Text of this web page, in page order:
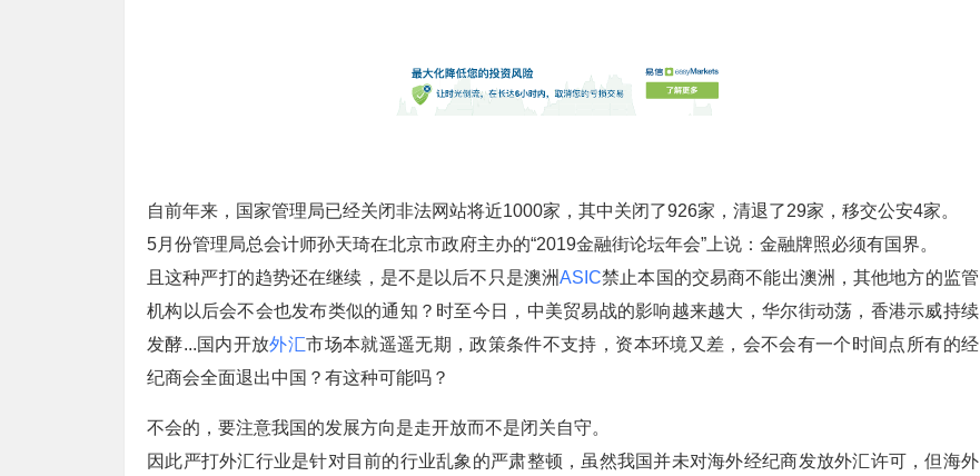
自前年来，国家管理局已经关闭非法网站将近1000家，其中关闭了926家，清退了29家，移交公安4家。
5月份管理局总会计师孙天琦在北京市政府主办的“2019金融街论坛年会”上说：金融牌照必须有国界。
且这种严打的趋势还在继续，是不是以后不只是澳洲ASIC禁止本国的交易商不能出澳洲，其他地方的监管
机构以后会不会也发布类似的通知？时至今日，中美贸易战的影响越来越大，华尔街动荡，香港示威持续
发酵...国内开放外汇市场本就遥遥无期，政策条件不支持，资本环境又差，会不会有一个时间点所有的经
纪商会全面退出中国？有这种可能吗？
不会的，要注意我国的发展方向是走开放而不是闭关自守。
因此严打外汇行业是针对目前的行业乱象的严肃整顿，虽然我国并未对海外经纪商发放外汇许可，但海外